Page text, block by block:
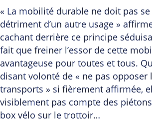
« La mobilité durable ne doit pas
détriment d’un autre usage »
cachant derrière ce principe
fait que freiner l’essor de cette
avantageuse pour toutes et tous.
disant volonté de « ne pas opposer
transports » si fièrement affirmée,
visiblement pas compte des
box vélo sur le trottoir…